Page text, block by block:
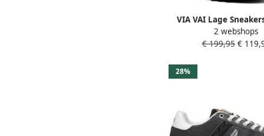
VIA VAI Lage
Danae Vicky Maat: 36
Textiel Kleur:
2 webshops
€ 199,95€
28%